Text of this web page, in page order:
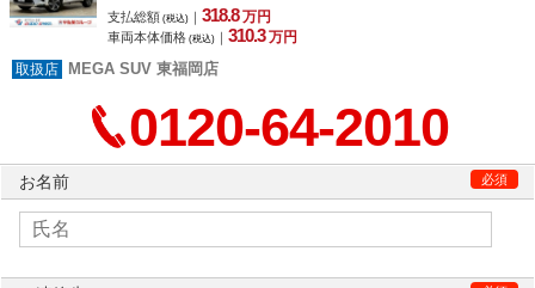
支払総額 (税込) ｜318.8 万円
車両本体価格 (税込) ｜310.3 万円
MEGA SUV 東福岡店
0120-64-2010
お名前 必須